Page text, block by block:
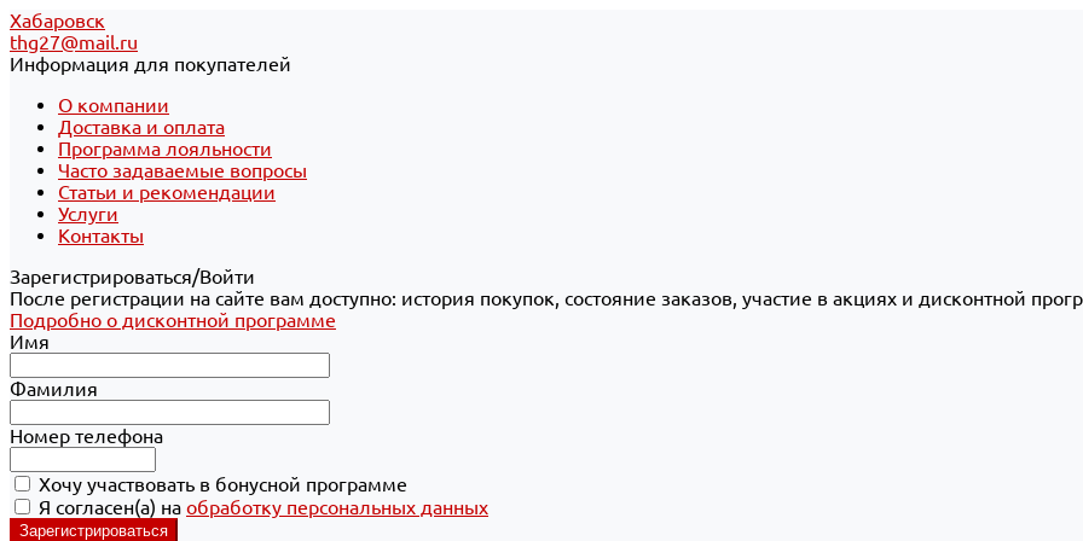
Хабаровск
thg27@mail.ru
Информация для покупателей
О компании
Доставка и оплата
Программа лояльности
Часто задаваемые вопросы
Статьи и рекомендации
Услуги
Контакты
Зарегистрироваться/Войти
После регистрации на сайте вам доступно: история покупок, состояние заказов, участие в акциях и дисконтной
Подробно о дисконтной программе
Имя
Фамилия
Номер телефона
Хочу участвовать в бонусной программе
Я согласен(а) на обработку персональных данных